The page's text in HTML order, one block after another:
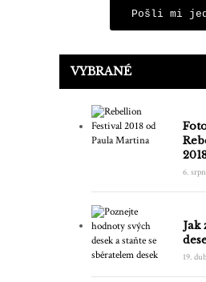
Pošli mi
VYBRANÉ
6.
Jak
19.